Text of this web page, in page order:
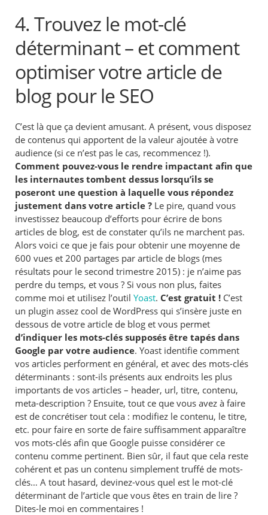
4. Trouvez le mot-clé
déterminant – et comment
optimiser votre article de
blog pour le SEO
C’est là que ça devient amusant. A présent, vous disposez
de contenus qui apportent de la valeur ajoutée à votre
audience (si ce n’est pas le cas, recommencez !).
Comment pouvez-vous le rendre impactant afin que
les internautes tombent dessus lorsqu’ils se
poseront une question à laquelle vous répondez
justement dans votre article ? Le pire, quand vous
investissez beaucoup d’efforts pour écrire de bons
articles de blog, est de constater qu’ils ne marchent pas.
Alors voici ce que je fais pour obtenir une moyenne de
600 vues et 200 partages par article de blogs (mes
résultats pour le second trimestre 2015) : je n’aime pas
perdre du temps, et vous ? Si vous non plus, faites
comme moi et utilisez l’outilYoast. C’est gratuit ! C’est
un plugin assez cool de WordPress qui s’insère juste en
dessous de votre article de blog et vous permet
d’indiquer les mots-clés supposés être tapés dans
Google par votre audience. Yoast identifie comment
vos articles performent en général, et avec des mots-clés
déterminants : sont-ils présents aux endroits les plus
importants de vos articles – header, url, titre, contenu,
meta-description ? Ensuite, tout ce que vous avez à faire
est de concrétiser tout cela : modifiez le contenu, le titre,
etc. pour faire en sorte de faire suffisamment apparaître
vos mots-clés afin que Google puisse considérer ce
contenu comme pertinent. Bien sûr, il faut que cela reste
cohérent et pas un contenu simplement truffé de mots-
clés… A tout hasard, devinez-vous quel est le mot-clé
déterminant de l’article que vous êtes en train de lire ?
Dites-le moi en commentaires !